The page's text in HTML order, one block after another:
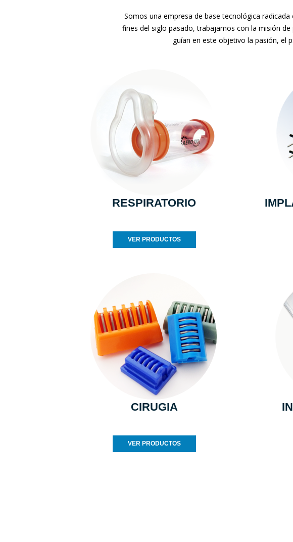
Somos una empresa de base tecnológica
fines del siglo pasado, trabajamos con la misión
guían en este objetivo la pasión, el
RESPIRATORIO
VER PRODUCTOS
CIRUGIA
VER PRODUCTOS